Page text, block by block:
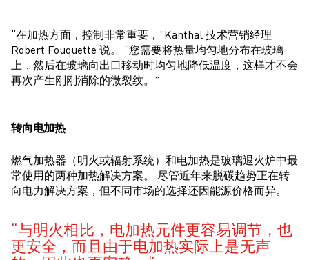
“在加热方面，控制非常重要，”Kanthal 技术营销经理
Robert Fouquette 说。 “您需要将热量均匀地分布在玻璃
上，然后在玻璃向出口移动时均匀地降低温度，这样才不会
再次产生刚刚消除的微裂纹。”
转向电加热
燃气加热器（明火或辐射系统）和电加热是玻璃退火炉中最
常使用的两种加热解决方案。 尽管近年来脱碳趋势正在转
向电力解决方案，但不同市场的选择还因能源价格而异。
与明火相比，电加热元件更容易调节，也
更安全，而且由于电加热实际上是无声